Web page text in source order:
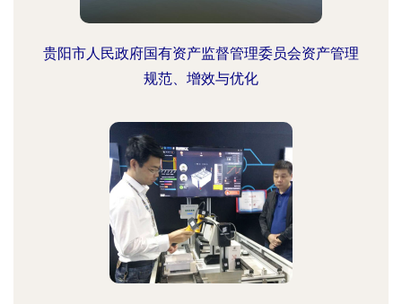
贵阳市人民政府国有资产监督管理委员会资产管理
规范、增效与优化